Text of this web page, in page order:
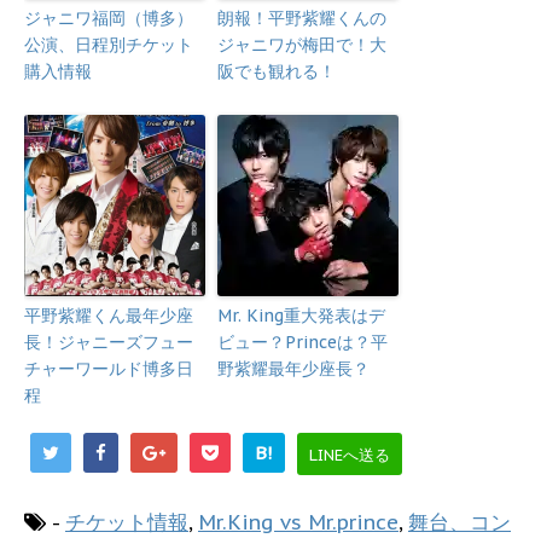
ジャニワ福岡（博多）
公演、日程別チケット
購入情報
朗報！平野紫耀くんの
ジャニワが梅田で！大
阪でも観れる！
平野紫耀くん最年少座
長！ジャニーズフュー
チャーワールド博多日
程
Mr. King重大発表はデ
ビュー？Princeは？平
野紫耀最年少座長？
B! LINEへ送る
- チケット情報, Mr.King vs Mr.prince, 舞台、コン